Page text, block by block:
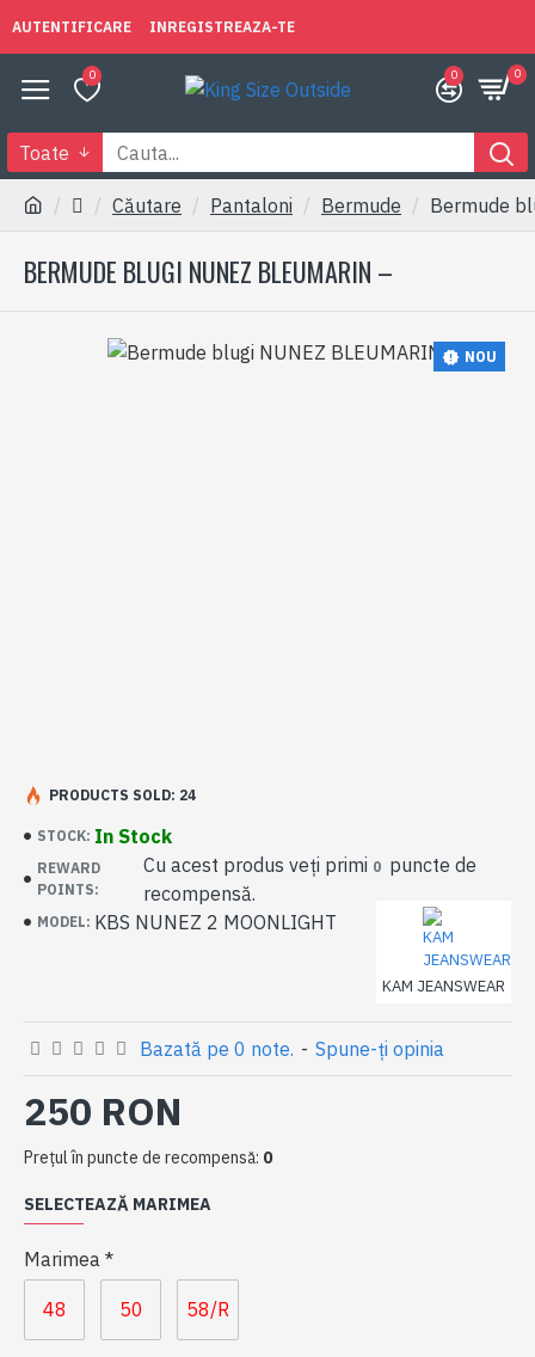
AUTENTIFICARE INREGISTREAZA-TE
0 0 0
Toate
Căutare Pantaloni Bermude Bermude
BERMUDE BLUGI NUNEZ BLEUMARIN –
NOU
STOCK: In Stock
REWARD
POINTS:
Cu acest produs veți primi 0 puncte de
recompensă.
MODEL: KBS NUNEZ 2 MOONLIGHT
KAM JEANSWEAR
PRODUCTS SOLD: 24
Bazată pe 0 note. - Spune-ţi opinia
250 RON
Preţul în puncte de recompensă: 0
SELECTEAZĂ MARIMEA
Marimea
48 50 58/R